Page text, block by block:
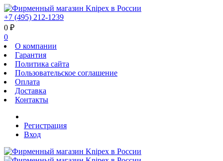
+7 (495) 212-1239
0 ₽
0
О компании
Гарантия
Политика сайта
Пользовательское соглашение
Оплата
Доставка
Контакты
Регистрация
Вход